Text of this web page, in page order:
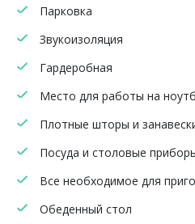
Парковка
Звукоизоляция
Гардеробная
Место для работы на
Плотные шторы и
Посуда и столовые
Все необходимое для
Обеденный стол